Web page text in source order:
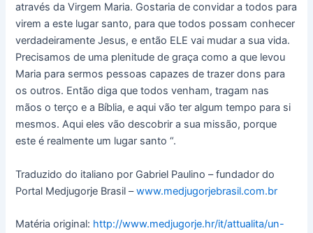
através da Virgem Maria. Gostaria de convidar a todos para
virem a este lugar santo, para que todos possam conhecer
verdadeiramente Jesus, e então ELE vai mudar a sua vida.
Precisamos de uma plenitude de graça como a que levou
Maria para sermos pessoas capazes de trazer dons para
os outros. Então diga que todos venham, tragam nas
mãos o terço e a Bíblia, e aqui vão ter algum tempo para si
mesmos. Aqui eles vão descobrir a sua missão, porque
este é realmente um lugar santo “.
Traduzido do italiano por Gabriel Paulino – fundador do
Portal Medjugorje Brasil –www.medjugorjebrasil.com.br
Matéria original: http://www.medjugorje.hr/it/attualita/un-